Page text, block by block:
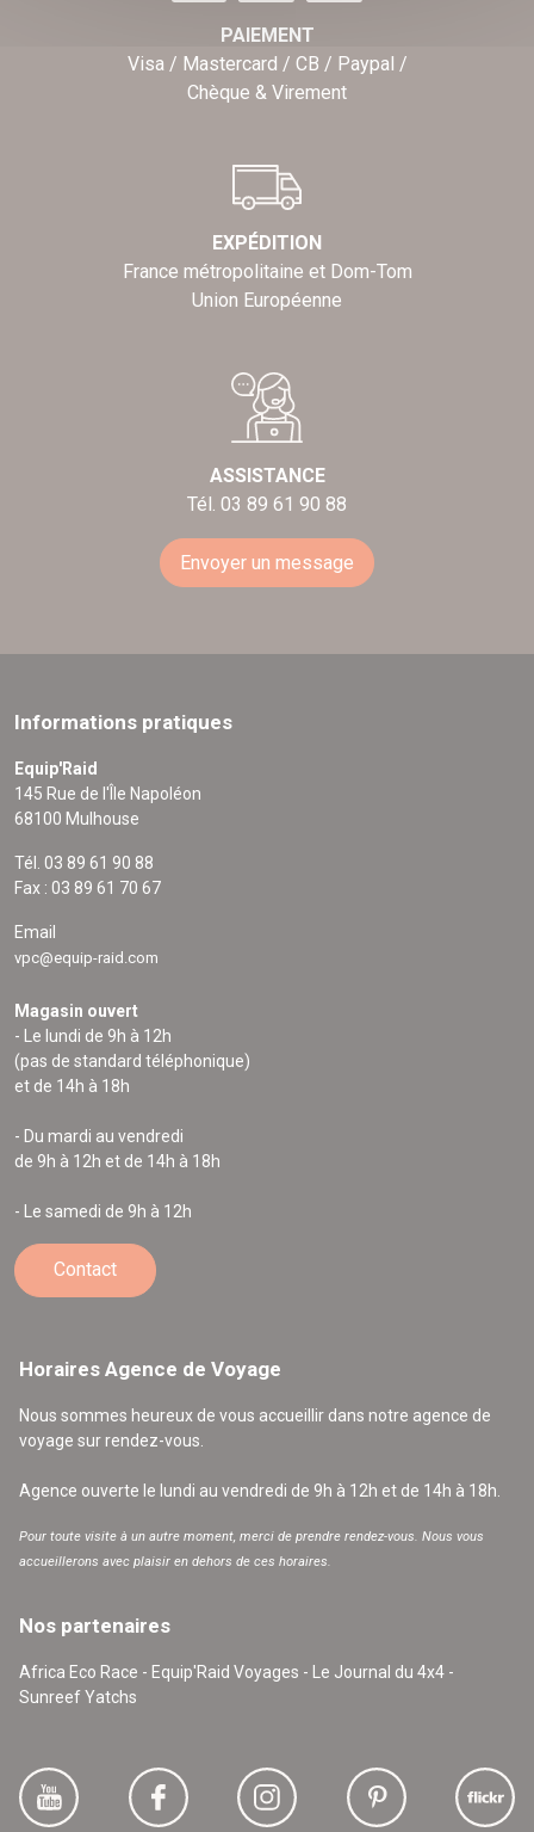
PAIEMENT
Visa / Mastercard / CB / Paypal /
Chèque & Virement
EXPÉDITION
France métropolitaine et Dom-Tom
Union Européenne
ASSISTANCE
Tél. 03 89 61 90 88
Envoyer un message
Informations pratiques
Equip'Raid
145 Rue de l'Île Napoléon
68100 Mulhouse
Tél. 03 89 61 90 88
Fax : 03 89 61 70 67
Email
vpc@equip-raid.com
Magasin ouvert
- Le lundi de 9h à 12h
(pas de standard téléphonique)
et de 14h à 18h
- Du mardi au vendredi
de 9h à 12h et de 14h à 18h
- Le samedi de 9h à 12h
Contact
Horaires Agence de Voyage
Nous sommes heureux de vous accueillir dans notre agence de
voyage sur rendez-vous.
Agence ouverte le lundi au vendredi de 9h à 12h et de 14h à 18h.
Pour toute visite à un autre moment, merci de prendre rendez-vous. Nous vous
accueillerons avec plaisir en dehors de ces horaires.
Nos partenaires
Africa Eco Race - Equip'Raid Voyages - Le Journal du 4x4 -
Sunreef Yatchs